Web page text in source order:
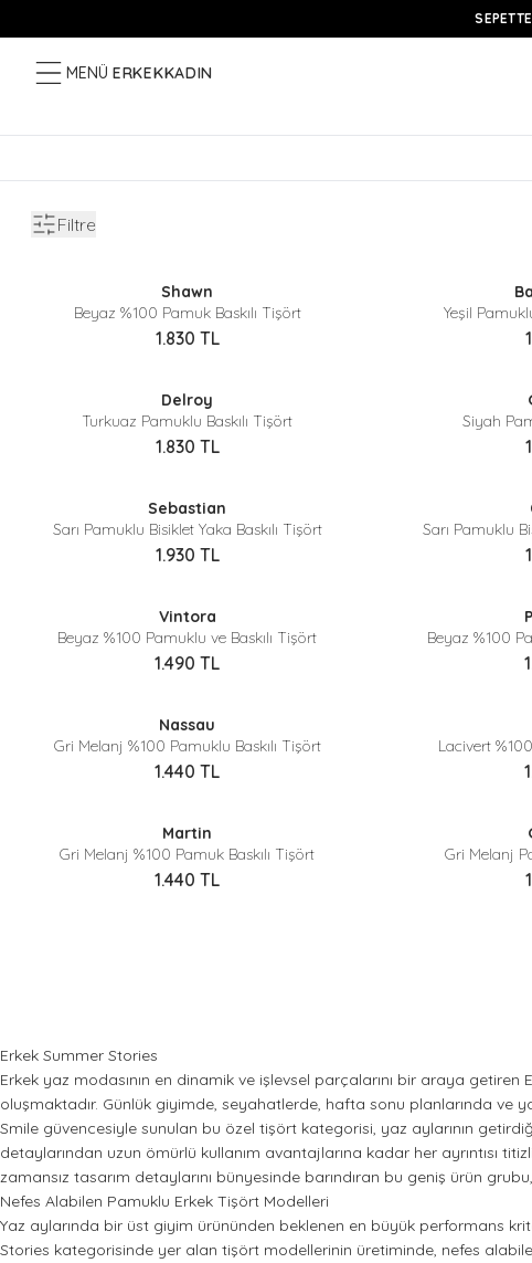
MENÜ ERKEKKADIN
Filtre
Shawn
Beyaz %100 Pamuk Baskılı Tişört
1.830 TL
Yeşil
Delroy
Turkuaz Pamuklu Baskılı Tişört
1.830 TL
Siyah
Sebastian
Sarı Pamuklu Bisiklet Yaka Baskılı Tişört
1.930 TL
Sarı Pamuklu
Vintora
Beyaz %100 Pamuklu ve Baskılı Tişört
1.490 TL
Beyaz %100
Nassau
Gri Melanj %100 Pamuklu Baskılı Tişört
1.440 TL
Lacivert
Martin
Gri Melanj %100 Pamuk Baskılı Tişört
1.440 TL
Gri Melanj
Erkek Summer Stories
Erkek yaz modasının en dinamik ve işlevsel parçalarını bir araya
oluşmaktadır. Günlük giyimde, seyahatlerde, hafta sonu planlarında ve
Smile güvencesiyle sunulan bu özel tişört kategorisi, yaz aylarının
detaylarından uzun ömürlü kullanım avantajlarına kadar her ayrıntısı
zamansız tasarım detaylarını bünyesinde barındıran bu geniş ürün
Nefes Alabilen Pamuklu Erkek Tişört Modelleri
Yaz aylarında bir üst giyim ürününden beklenen en büyük performans
Stories kategorisinde yer alan tişört modellerinin üretiminde, nefes